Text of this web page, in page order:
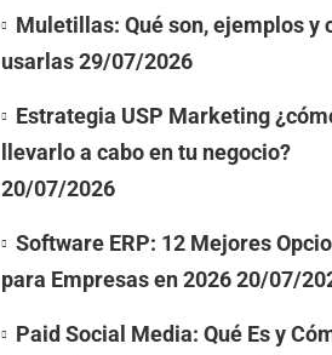
Muletillas: Qué son, ejemplos y
usarlas 29/07/2026
Estrategia USP Marketing
llevarlo a cabo en tu negocio?
20/07/2026
Software ERP: 12 Mejores
para Empresas en 2026 20/07/
Paid Social Media: Qué Es y